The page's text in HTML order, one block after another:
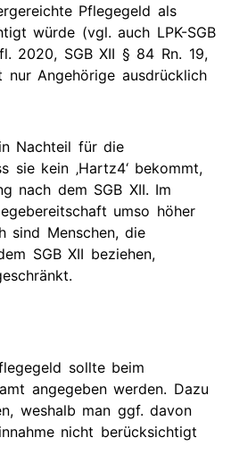
Pflegegeld als
würde (vgl. auch LPK-SGB
2020, SGB XII § 84 Rn. 19,
Angehörige ausdrücklich
Nachteil für die
sie kein ‚Hartz4‘ bekommt,
nach dem SGB XII. Im
umso höher
sind Menschen, die
SGB XII beziehen,
sollte beim
angegeben werden. Dazu
weshalb man ggf. davon
nicht berücksichtigt